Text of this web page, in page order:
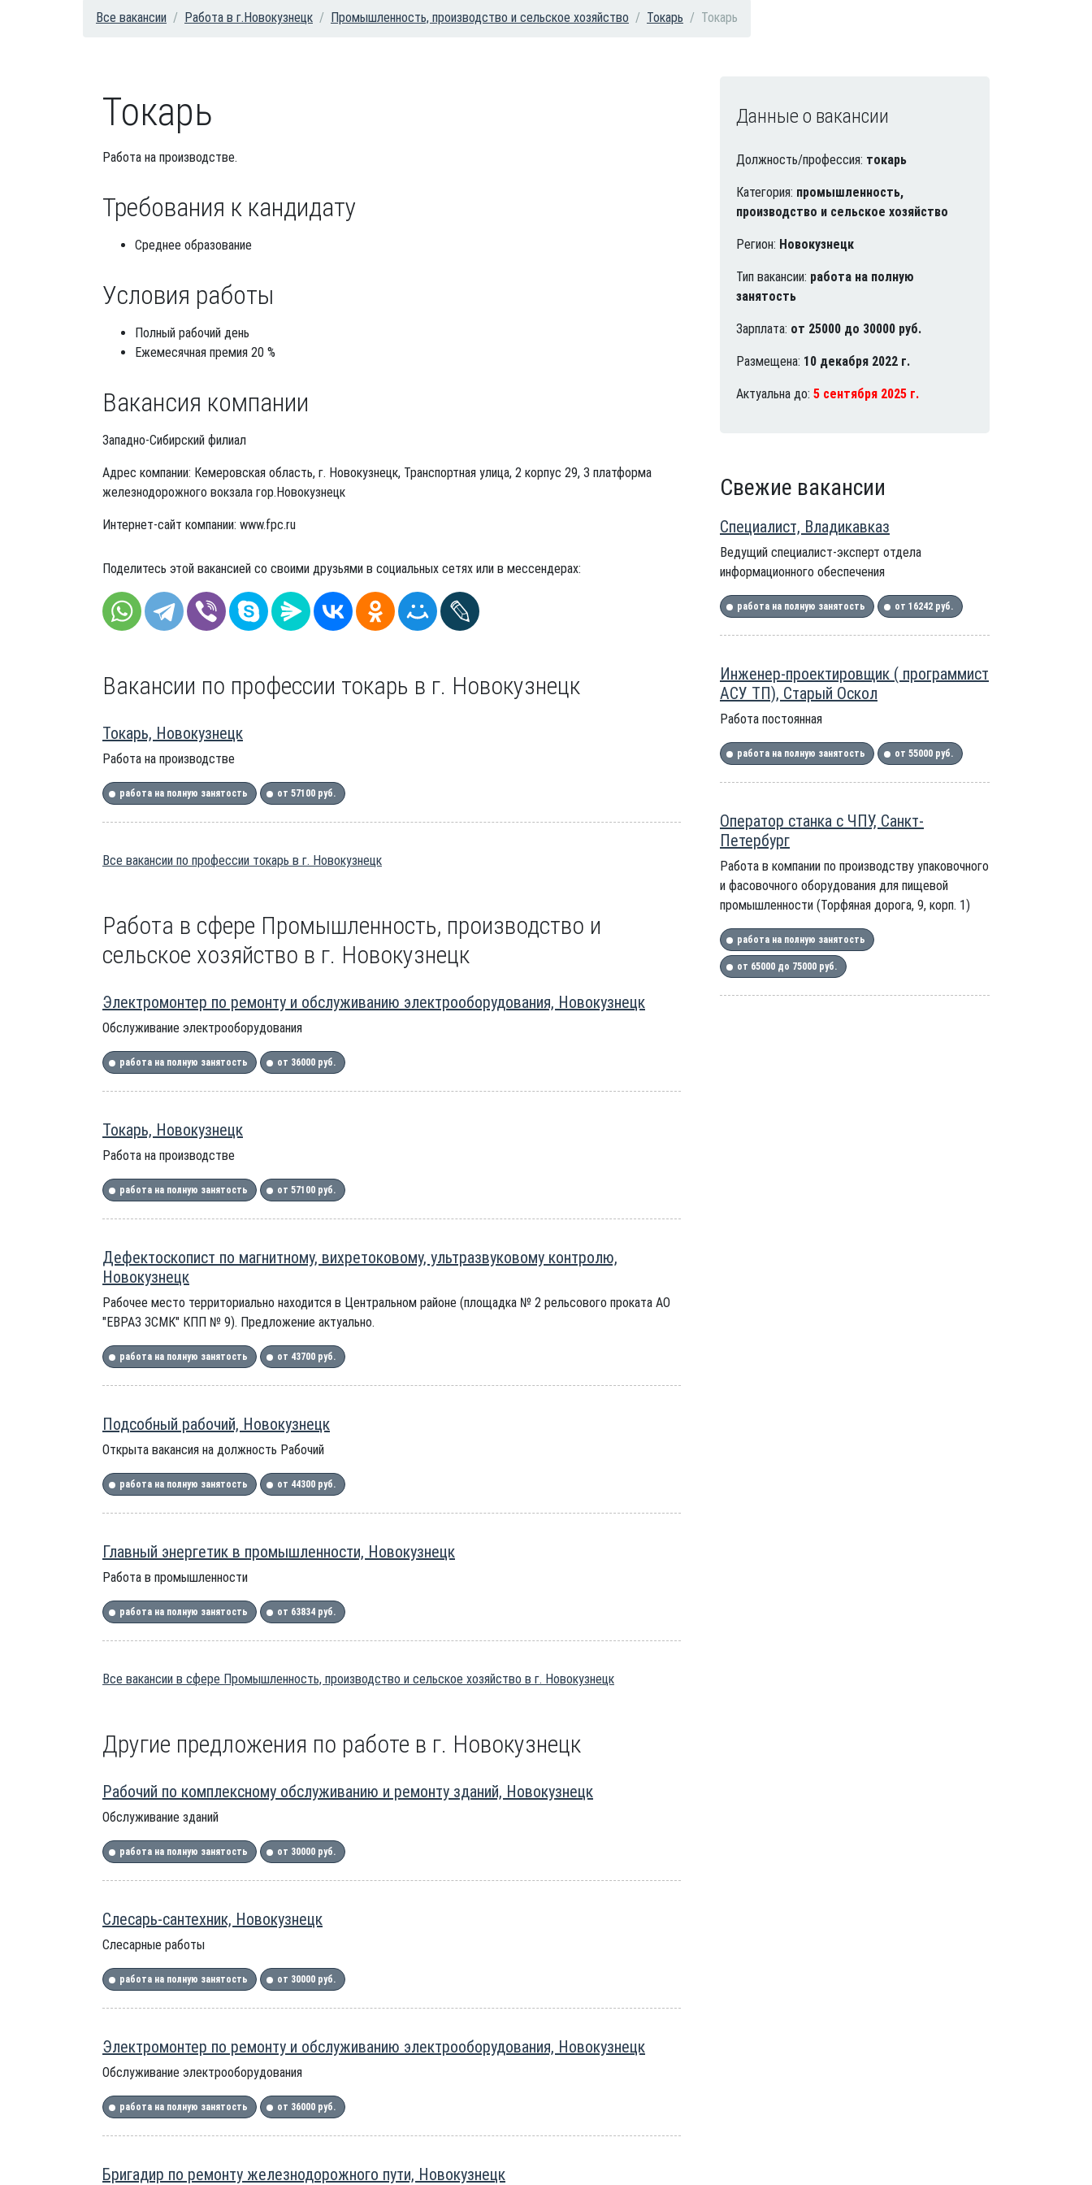
Все вакансии Работа в г.Новокузнецк Промышленность, производство и сельское хозяйство Токарь Токарь
Данные о вакансии
Должность/профессия: токарь
Категория: промышленность,
производство и сельское хозяйство
Регион: Новокузнецк
Тип вакансии: работа на полную
занятость
Зарплата: от 25000 до 30000 руб.
Размещена: 10 декабря 2022 г.
Актуальна до: 5 сентября 2025 г.
Свежие вакансии
Специалист, Владикавказ
Ведущий специалист-эксперт отдела
информационного обеспечения
работа на полную занятость от 16242 руб.
Инженер-проектировщик ( программист
АСУ ТП), Старый Оскол
Работа постоянная
работа на полную занятость от 55000 руб.
Оператор станка с ЧПУ, Санкт-
Петербург
Работа в компании по производству упаковочного
и фасовочного оборудования для пищевой
промышленности (Торфяная дорога, 9, корп. 1)
работа на полную занятость
от 65000 до 75000 руб.
Токарь
Работа на производстве.
Требования к кандидату
Среднее образование
Условия работы
Полный рабочий день
Ежемесячная премия 20 %
Вакансия компании
Западно-Сибирский филиал
Адрес компании: Кемеровская область, г. Новокузнецк, Транспортная улица, 2 корпус 29, 3 платформа
железнодорожного вокзала гор.Новокузнецк
Интернет-сайт компании: www.fpc.ru
Поделитесь этой вакансией со своими друзьями в социальных сетях или в мессендерах:
Вакансии по профессии токарь в г. Новокузнецк
Токарь, Новокузнецк
Работа на производстве
работа на полную занятость от 57100 руб.
Все вакансии по профессии токарь в г. Новокузнецк
Работа в сфере Промышленность, производство и
сельское хозяйство в г. Новокузнецк
Электромонтер по ремонту и обслуживанию электрооборудования, Новокузнецк
Обслуживание электрооборудования
работа на полную занятость от 36000 руб.
Токарь, Новокузнецк
Работа на производстве
работа на полную занятость от 57100 руб.
Дефектоскопист по магнитному, вихретоковому, ультразвуковому контролю,
Новокузнецк
Рабочее место территориально находится в Центральном районе (площадка № 2 рельсового проката АО
"ЕВРАЗ ЗСМК" КПП № 9). Предложение актуально.
работа на полную занятость от 43700 руб.
Подсобный рабочий, Новокузнецк
Открыта вакансия на должность Рабочий
работа на полную занятость от 44300 руб.
Главный энергетик в промышленности, Новокузнецк
Работа в промышленности
работа на полную занятость от 63834 руб.
Все вакансии в сфере Промышленность, производство и сельское хозяйство в г. Новокузнецк
Другие предложения по работе в г. Новокузнецк
Рабочий по комплексному обслуживанию и ремонту зданий, Новокузнецк
Обслуживание зданий
работа на полную занятость от 30000 руб.
Слесарь-сантехник, Новокузнецк
Слесарные работы
работа на полную занятость от 30000 руб.
Электромонтер по ремонту и обслуживанию электрооборудования, Новокузнецк
Обслуживание электрооборудования
работа на полную занятость от 36000 руб.
Бригадир по ремонту железнодорожного пути, Новокузнецк